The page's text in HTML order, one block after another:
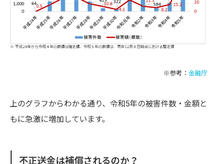
※参考： 金融庁
上のグラフからわかる通り、令和5年の被害件数・金額と
もに急激に増加しています。
不正送金は補償されるのか？